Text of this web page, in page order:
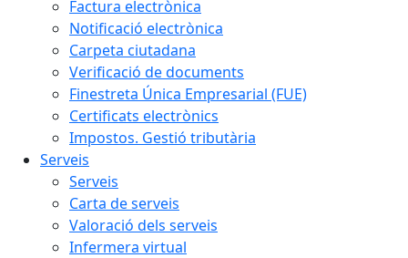
Factura electrònica
Notificació electrònica
Carpeta ciutadana
Verificació de documents
Finestreta Única Empresarial (FUE)
Certificats electrònics
Impostos. Gestió tributària
Serveis
Serveis
Carta de serveis
Valoració dels serveis
Infermera virtual